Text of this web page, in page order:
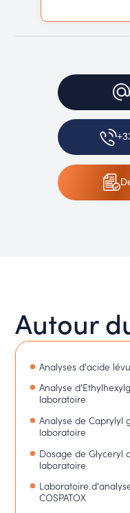
Autour
Analyses d'acide
Analyse
laboratoire
Analyse de Caprylyl
laboratoire
Dosage de Glyceryl
laboratoire
Laboratoire
COSPATOX